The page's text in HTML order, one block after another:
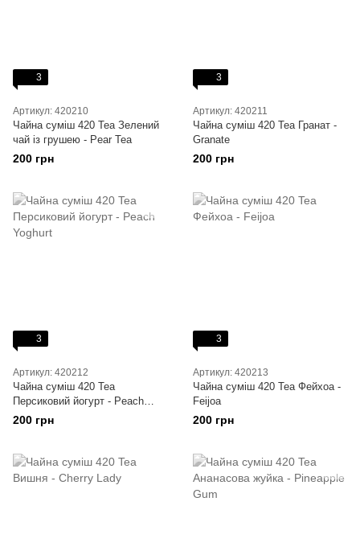
3
Артикул: 420210
Чайна суміш 420 Tea Зелений
чай із грушею - Pear Tea
200 грн
3
Артикул: 420211
Чайна суміш 420 Tea Гранат -
Granate
200 грн
3
Артикул: 420212
Чайна суміш 420 Tea
Персиковий йогурт - Peach
Yoghurt
200 грн
3
Артикул: 420213
Чайна суміш 420 Tea Фейхоа -
Feijoa
200 грн